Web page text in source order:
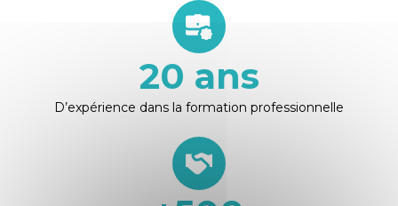
20 ans
D’expérience dans la formation professionnelle